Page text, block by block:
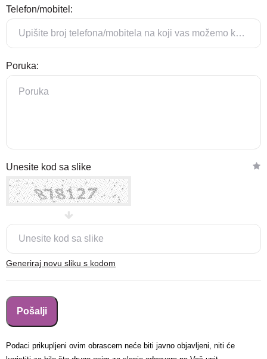
Telefon/mobitel:
Poruka:
Generiraj novu sliku s kodom
Unesite kod sa slike
Podaci prikupljeni ovim obrascem neće biti javno objavljeni, niti će
avenija 102, Resnik
Brza pretraga